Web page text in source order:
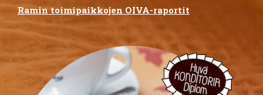
Ramin toimipaikkojen OIVA-raportit